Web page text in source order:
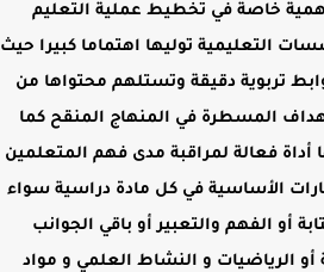
خاصة في تخطيط عملية التعليم
التعليمية توليها اهتماما كبيرا حيث
تربوية دقيقة وتستلهم محتواها من
المسطرة في المنهاج المنقح كما
فعالة لمراقبة مدى فهم المتعلمين
الأساسية في كل مادة دراسية سواء
أو الفهم والتعبير أو باقي الجوانب
أو الرياضيات و النشاط العلمي و مواد